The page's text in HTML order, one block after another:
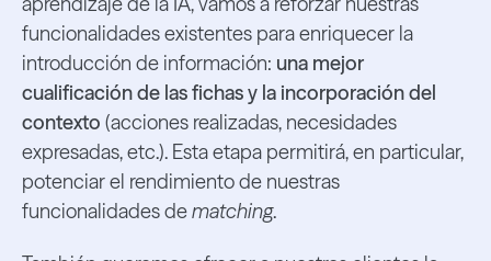
funcionalidades existentes para enriquecer la
introducción de información: una mejor
cualificación de las fichas y la incorporación del
contexto (acciones realizadas, necesidades
expresadas, etc.). Esta etapa permitirá, en particular,
potenciar el rendimiento de nuestras
funcionalidades dematching.